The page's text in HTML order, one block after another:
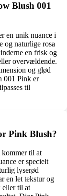
Blush 001
en unik nuance i
og naturlige rosa
en frisk og
overvældende.
og glød
001 Pink er
til
Pink Blush?
til at
er specielt
lyserød
en let tekstur og
eller til at